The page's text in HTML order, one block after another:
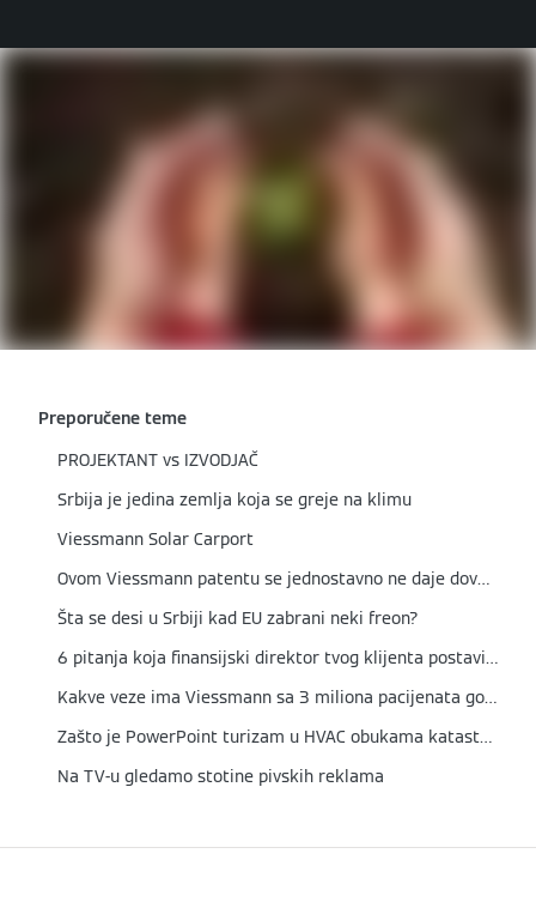
Preporučene teme
PROJEKTANT vs IZVODJAČ
Srbija je jedina zemlja koja se greje na klimu
Viessmann Solar Carport
Ovom Viessmann patentu se jednostavno ne daje dovoljan respekt
Šta se desi u Srbiji kad EU zabrani neki freon?
6 pitanja koja finansijski direktor tvog klijenta postavi pre svake ozbiljne investicije u HVAC
Kakve veze ima Viessmann sa 3 miliona pacijenata godišnje?
Zašto je PowerPoint turizam u HVAC obukama katastrofa
Na TV-u gledamo stotine pivskih reklama